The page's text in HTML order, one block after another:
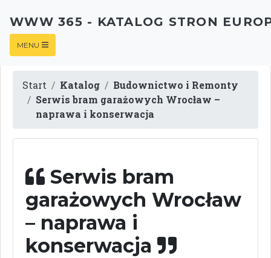
WWW 365 - KATALOG STRON
MENU
Start Katalog
Budownictwo i Remonty
Serwis bram garażowych Wrocław –
naprawa i konserwacja
Serwis bram
garażowych Wrocław
– naprawa i
konserwacja